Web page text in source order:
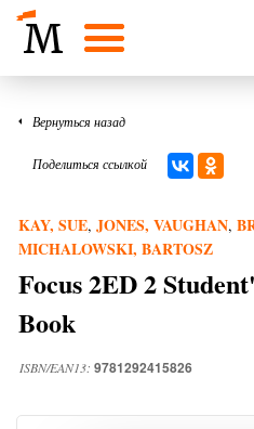
Вернуться назад
Поделиться ссылкой
KAY, SUE, JONES, VAUGHAN,
MICHALOWSKI, BARTOSZ
Focus 2ED 2
Book
ISBN/EAN13: 9781292415826